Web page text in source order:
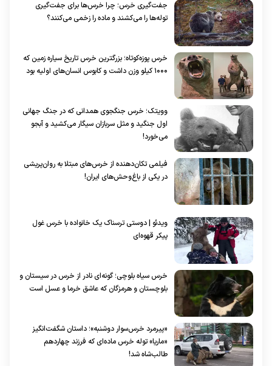
جفت‌گیری خرس؛ چرا خرس‌ها برای جفت‌گیری
توله‌ها را می‌کشند و ماده را زخمی می‌کنند؟
خرس پوزه‌کوتاه؛ بزرگترین خرس تاریخ سیاره زمین که
۱۰۰۰ کیلو وزن داشت و کابوس انسان‌های اولیه بود
وویتک؛ خرس جنگجوی همدانی که در جنگ جهانی
اول جنگید و مثل سربازان سیگار می‌کشید و آبجو
می‌خورد!
فیلمی تکان‌دهنده از خرس‌های مبتلا به روان‌پریشی
در یکی از باغ‌وحش‌های ایران!
ویدئو | دوستی ترسناک یک خانواده با خرس غول
پیکر قهوه‌ای
خرس سیاه بلوچی؛ گونه‌ای نادر از خرس در سیستان و
بلوچستان و هرمزگان که عاشق خرما و عسل است
«پیرمرد خرس‌سوار دوشنبه»؛ داستان شگفت‌انگیز
«ماریا» توله خرس ماده‌ای که فرزند چهاردهم
طالب‌شاه شد!